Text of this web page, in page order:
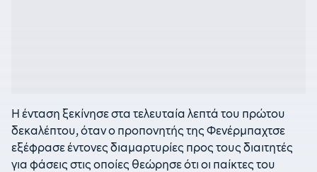
Η ένταση ξεκίνησε στα τελευταία λεπτά του πρώτου
δεκαλέπτου, όταν ο προπονητής της Φενέρμπαχτσε
εξέφρασε έντονες διαμαρτυρίες προς τους διαιτητές
για φάσεις στις οποίες θεώρησε ότι οι παίκτες του